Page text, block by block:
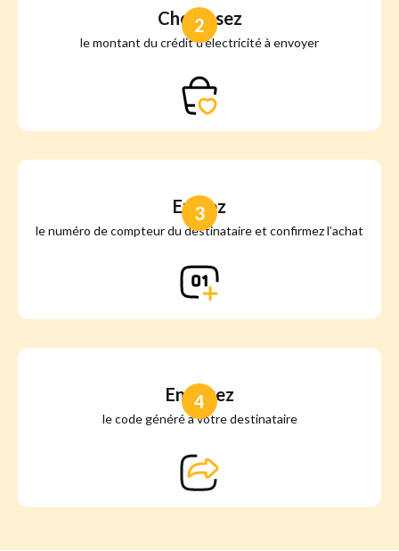
Choisissez
le montant du crédit d'électricité à envoyer
2
Entrez
le numéro de compteur du destinataire et confirmez l’achat
3
Envoyez
le code généré à votre destinataire
4